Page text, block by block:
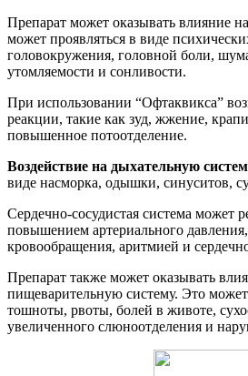
Препарат может оказывать влияние
может проявляться в виде
головокружения, головной боли,
утомляемости и сонливости.
При использовании “Офтаквикса”
реакции, такие как зуд, жжение,
повышенное потоотделение.
Воздействие на дыхательную
виде насморка, одышки, синуситов,
Сердечно-сосудистая система может
повышением артериального
кровообращения, аритмией и
Препарат также может оказывать
пищеварительную систему. Это может
тошноты, рвоты, болей в животе,
увеличенного слюноотделения и